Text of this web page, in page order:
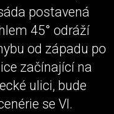
postavená
45° odráží
od západu po
začínající na
ulici, bude
se VI.